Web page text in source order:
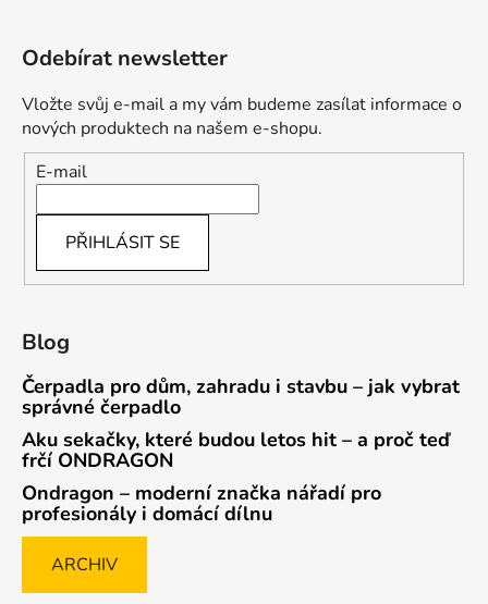
Odebírat newsletter
Vložte svůj e-mail a my vám budeme zasílat informace o
nových produktech na našem e-shopu.
E-mail
PŘIHLÁSIT SE
Blog
Čerpadla pro dům, zahradu i stavbu – jak vybrat
správné čerpadlo
Aku sekačky, které budou letos hit – a proč teď
frčí ONDRAGON
Ondragon – moderní značka nářadí pro
profesionály i domácí dílnu
ARCHIV